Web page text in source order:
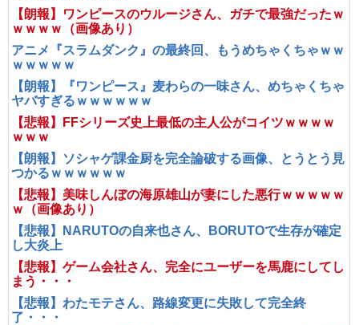
【朗報】ワンピースのウルージさん、ガチで最強だったｗ
ｗｗｗｗ（画像あり）
アニメ『スラムダンク』の最終回、もうめちゃくちゃｗｗ
ｗｗｗｗｗ
【朗報】『ワンピース』麦わらの一味さん、めちゃくちゃ
ヤバすぎるｗｗｗｗｗｗ
【悲報】FFシリーズ史上最低の主人公がコイツｗｗｗｗ
ｗｗｗ
【朗報】ソシャゲ課金厨を完全論破する画像、とうとう見
つかるｗｗｗｗｗｗ
【悲報】美味しんぼの海原雄山が妻にした悪行ｗｗｗｗｗ
ｗ（画像あり）
【悲報】NARUTOの自来也さん、BORUTOで生存が確定
し大炎上
【悲報】ゲーム会社さん、完全にユーザーを馬鹿にしてし
まう・・・
【悲報】わたモテさん、路線変更に失敗して完全終
了・・・